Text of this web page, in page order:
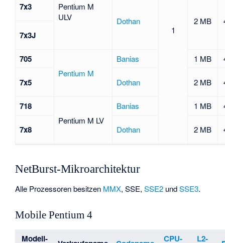
1
Pentium M
ULV
7x3
Dothan 2 MB
7x3J
705
Pentium M
Banias 1 MB
7x5 Dothan 2 MB
718
Pentium M LV
Banias 1 MB
7x8 Dothan 2 MB
NetBurst-Mikroarchitektur
Alle Prozessoren besitzen MMX,SSE,SSE2 undSSE3.
Mobile Pentium 4
Modell-
CPU-
L2-